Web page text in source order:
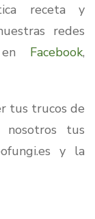
receta y
redes
en Facebook,
tus trucos de
nosotros tus
y la